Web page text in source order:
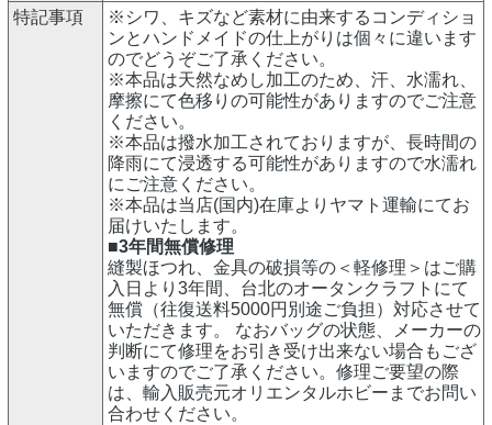
特記事項
※シワ、キズなど素材に由来するコンディショ
ンとハンドメイドの仕上がりは個々に違います
のでどうぞご了承ください。
※本品は天然なめし加工のため、汗、水濡れ、
摩擦にて色移りの可能性がありますのでご注意
ください。
※本品は撥水加工されておりますが、長時間の
降雨にて浸透する可能性がありますので水濡れ
にご注意ください。
※本品は当店(国内)在庫よりヤマト運輸にてお
届けいたします。
■3年間無償修理
縫製ほつれ、金具の破損等の＜軽修理＞はご購
入日より3年間、台北のオータンクラフトにて
無償（往復送料5000円別途ご負担）対応させて
いただきます。 なおバッグの状態、メーカーの
判断にて修理をお引き受け出来ない場合もござ
いますのでご了承ください。修理ご要望の際
は、輸入販売元オリエンタルホビーまでお問い
合わせください。